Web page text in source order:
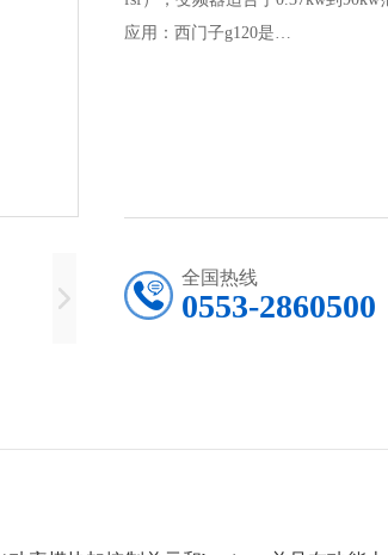
应用：西门子g120是…
全国热线
0553-2860500